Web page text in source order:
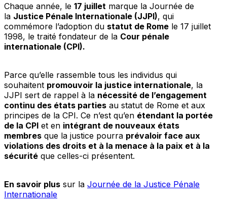
Chaque année, le 17 juillet marque la Journée de
la Justice Pénale Internationale (JJPI), qui
commémore l’adoption du statut de Rome le 17 juillet
1998, le traité fondateur de la Cour pénale
internationale (CPI).
Parce qu’elle rassemble tous les individus qui
souhaitent promouvoir la justice internationale, la
JJPI sert de rappel à la nécessité de l’engagement
continu des états parties au statut de Rome et aux
principes de la CPI. Ce n’est qu’en étendant la portée
de la CPI et en intégrant de nouveaux états
membres que la justice pourra prévaloir face aux
violations des droits et à la menace à la paix et à la
sécurité que celles-ci présentent.
En savoir plus sur la Journée de la Justice Pénale
Internationale